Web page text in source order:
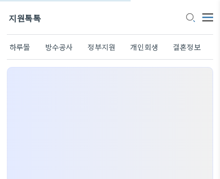
지원톡톡
하루몰 방수공사 정부지원 개인회생 결혼정보